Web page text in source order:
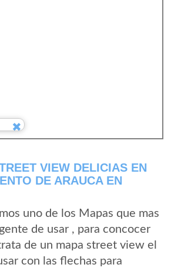
VIEW DELICIAS EN
DE ARAUCA EN
uno de los Mapas que mas
de usar , para concocer
de un mapa street view el
con las flechas para